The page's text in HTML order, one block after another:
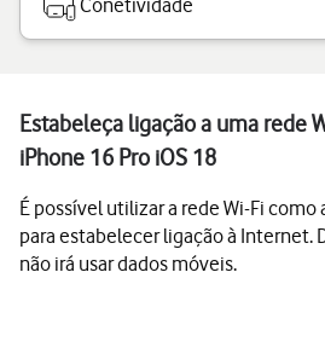
Conetividade
Estabeleça ligação a uma rede
iPhone 16 Pro iOS 18
É possível utilizar a rede Wi-Fi
para estabelecer ligação à Internet.
não irá usar dados móveis.